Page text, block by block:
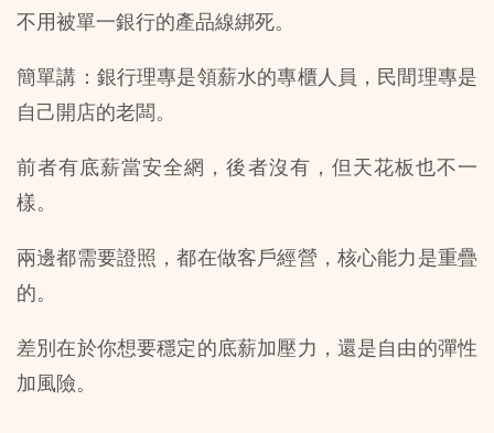
不用被單一銀行的產品線綁死。
簡單講：銀行理專是領薪水的專櫃人員，民間理專是
自己開店的老闆。
前者有底薪當安全網，後者沒有，但天花板也不一
樣。
兩邊都需要證照，都在做客戶經營，核心能力是重疊
的。
差別在於你想要穩定的底薪加壓力，還是自由的彈性
加風險。